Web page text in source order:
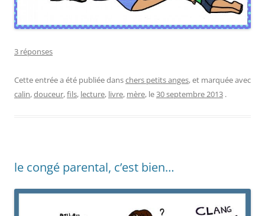
3 réponses
Cette entrée a été publiée danschers petits anges, et marquée avec
calin,douceur,fils, lecture, livre, mère, le30 septembre 2013 .
le congé parental, c’est bien…